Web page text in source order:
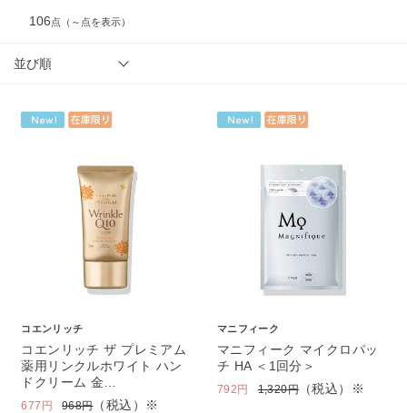
106点 （～点を表示）
並び順
コエンリッチ
コエンリッチ ザ プレミアム
薬用リンクルホワイト ハン
ドクリーム 金…
677円 968円（税込）※
マニフィーク
マニフィーク マイクロパッ
チ HA ＜1回分＞
792円 1,320円（税込）※